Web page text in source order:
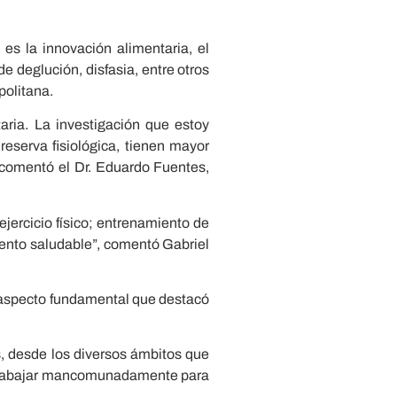
la innovación alimentaria, el
deglución, disfasia, entre otros
La investigación que estoy
fisiológica, tienen mayor
el Dr. Eduardo Fuentes,
físico; entrenamiento de
saludable”, comentó Gabriel
fundamental que destacó
desde los diversos ámbitos que
mancomunadamente para